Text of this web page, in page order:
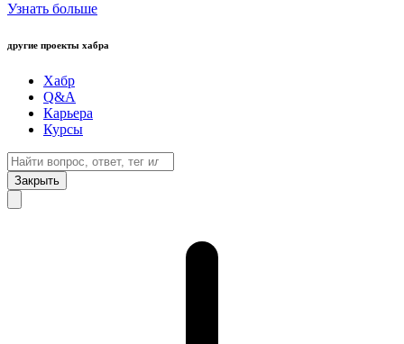
Узнать больше
другие проекты хабра
Хабр
Q&A
Карьера
Курсы
Закрыть